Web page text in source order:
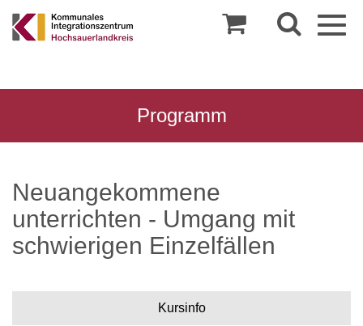
Programm
Neuangekommene
unterrichten - Umgang mit
schwierigen Einzelfällen
Kursinfo